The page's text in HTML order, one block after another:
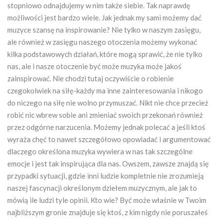
stopniowo odnajdujemy w nim także siebie. Tak naprawdę
możliwości jest bardzo wiele. Jak jednak my sami możemy dać
muzyce szansę na inspirowanie? Nie tylko w naszym zasięgu,
ale również w zasięgu naszego otoczenia możemy wykonać
kilka podstawowych działań, które mogą sprawić, że nie tylko
nas, ale i nasze otoczenie być może muzyka może jakoś
zainspirować. Nie chodzi tutaj oczywiście o robienie
czegokolwiek na siłę-każdy ma inne zainteresowania i nikogo
do niczego na siłę nie wolno przymuszać. Nikt nie chce przecież
robić nic wbrew sobie ani zmieniać swoich przekonań również
przez odgórne narzucenia. Możemy jednak polecać a jeśli ktoś
wyraża chęć to nawet szczegółowo opowiadać i argumentować
dlaczego określona muzyka wywiera w nas tak szczególne
emocje i jest tak inspirująca dla nas. Owszem, zawsze znajdą się
przypadki sytuacji, gdzie inni ludzie kompletnie nie zrozumieją
naszej fascynacji określonym dziełem muzycznym, ale jak to
mówią ile ludzi tyle opinii. Kto wie? Być może właśnie w Twoim
najbliższym gronie znajduje się ktoś, z kim nigdy nie poruszałeś